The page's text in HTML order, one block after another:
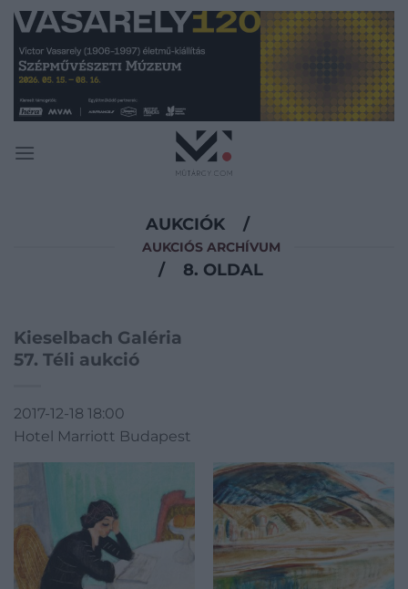
Skip
content
AUKCIÓK /
AUKCIÓS ARCHÍVUM
/ 8. OLDAL
Kieselbach Galéria
57. Téli aukció
2017-12-18 18:00
Hotel Marriott Budapest